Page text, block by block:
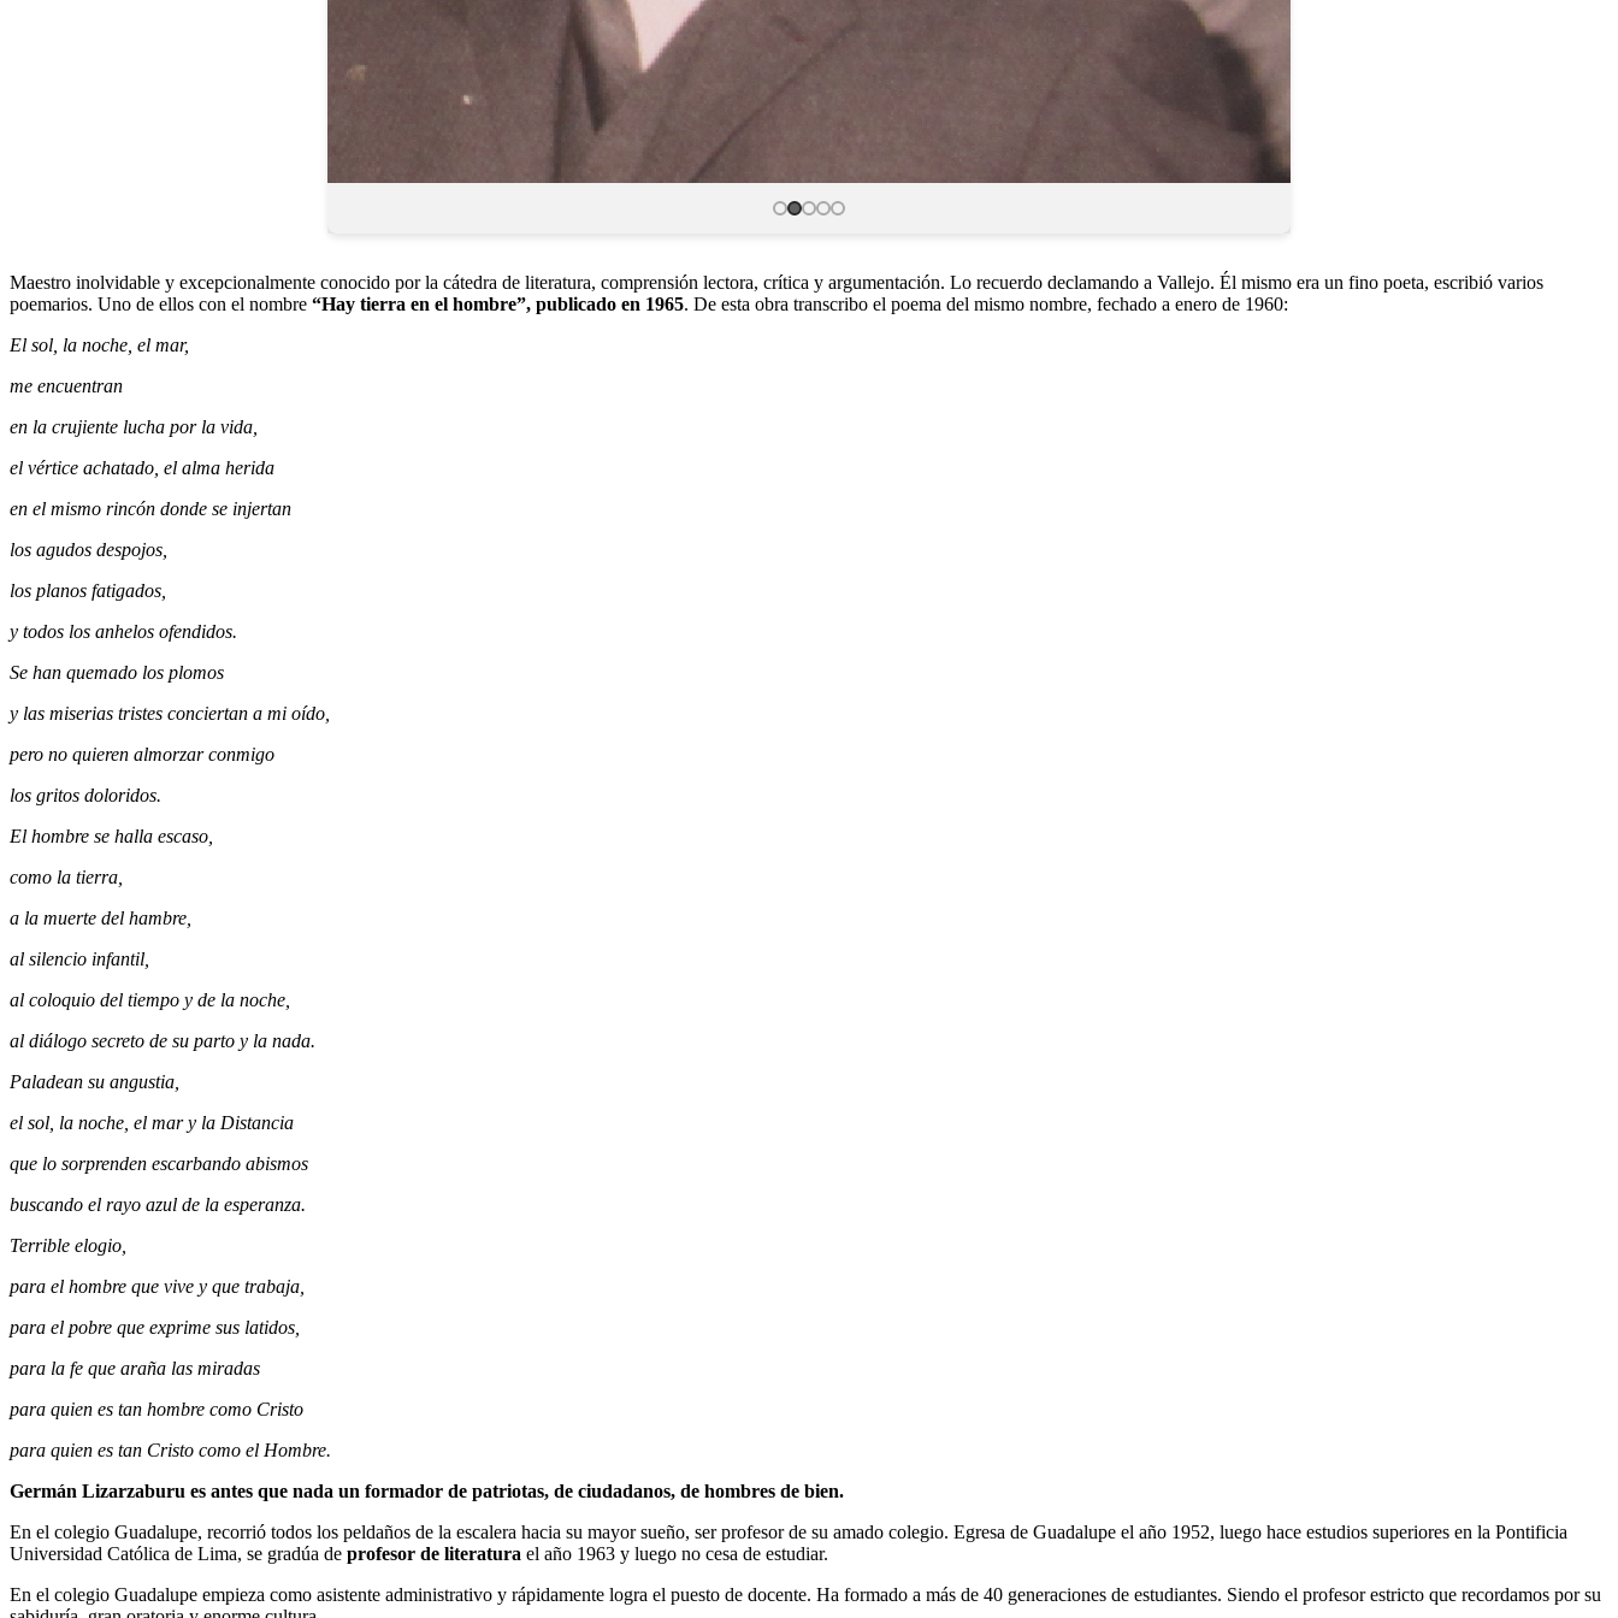
Maestro inolvidable y excepcionalmente conocido por la cátedra de literatura, comprensión lectora, crítica y argumentación. Lo recuerdo declamando a Vallejo. Él mismo era un fino poeta, escribió varios
poemarios. Uno de ellos con el nombre “Hay tierra en el hombre”, publicado en 1965. De esta obra transcribo el poema del mismo nombre, fechado a enero de 1960:
El sol, la noche, el mar,
me encuentran
en la crujiente lucha por la vida,
el vértice achatado, el alma herida
en el mismo rincón donde se injertan
los agudos despojos,
los planos fatigados,
y todos los anhelos ofendidos.
Se han quemado los plomos
y las miserias tristes conciertan a mi oído,
pero no quieren almorzar conmigo
los gritos doloridos.
El hombre se halla escaso,
como la tierra,
a la muerte del hambre,
al silencio infantil,
al coloquio del tiempo y de la noche,
al diálogo secreto de su parto y la nada.
Paladean su angustia,
el sol, la noche, el mar y la Distancia
que lo sorprenden escarbando abismos
buscando el rayo azul de la esperanza.
Terrible elogio,
para el hombre que vive y que trabaja,
para el pobre que exprime sus latidos,
para la fe que araña las miradas
para quien es tan hombre como Cristo
para quien es tan Cristo como el Hombre.
Germán Lizarzaburu es antes que nada un formador de patriotas, de ciudadanos, de hombres de bien.
En el colegio Guadalupe, recorrió todos los peldaños de la escalera hacia su mayor sueño, ser profesor de su amado colegio. Egresa de Guadalupe el año 1952, luego hace estudios superiores en la Pontificia
Universidad Católica de Lima, se gradúa de profesor de literatura el año 1963 y luego no cesa de estudiar.
En el colegio Guadalupe empieza como asistente administrativo y rápidamente logra el puesto de docente. Ha formado a más de 40 generaciones de estudiantes. Siendo el profesor estricto que recordamos por su